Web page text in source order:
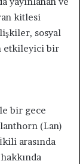
kitlesi
sosyal
etkileyici bir
bir gece
(Lan)
arasında